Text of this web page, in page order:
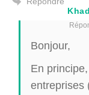
Bonjour,
En
entreprises